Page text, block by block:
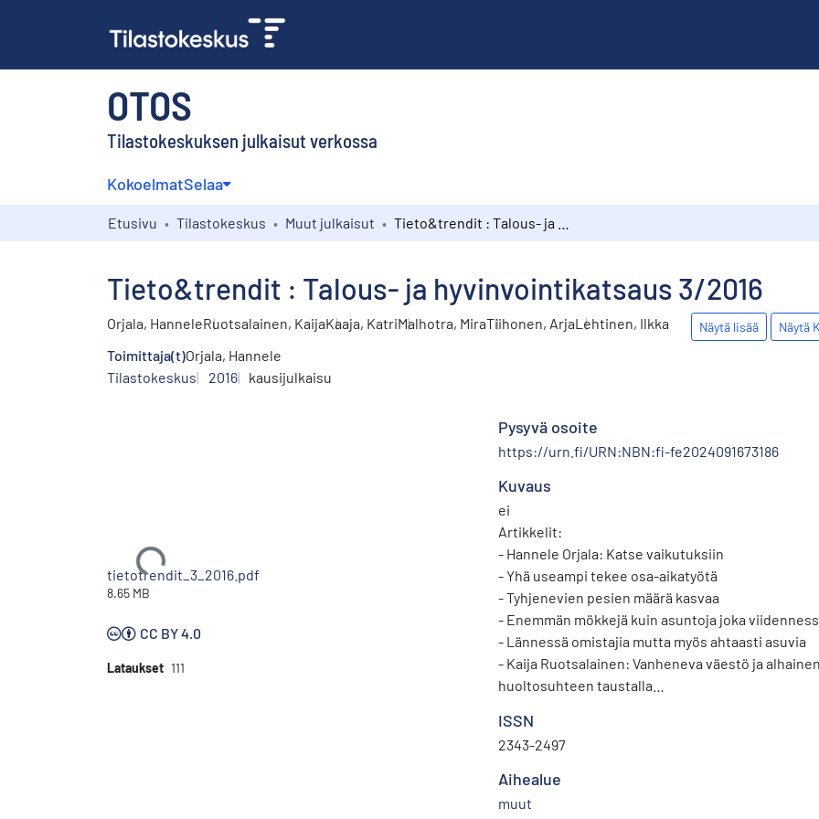
OTOS
Tilastokeskuksen julkaisut verkossa
KokoelmatSelaa
Etusivu Tilastokeskus Muut julkaisut
Tieto&trendit : Talous- ja hyvinvointikatsaus 3/2016
Orjala, HanneleRuotsalainen, KaijaKaaja, KatriMalhotra, MiraTiihonen, ArjaLehtinen, Ilkka Näytä lisää Näytä
Toimittaja(t)Orjala, Hannele
Tilastokeskus
2016 kausijulkaisu
Ladataan...
tietotrendit_3_2016.pdf
8.65 MB
CC BY 4.0
Lataukset 111
Pysyvä osoite
https://urn.fi/URN:NBN:fi-fe2024091673186
Kuvaus
ei
Artikkelit:
- Hannele Orjala: Katse vaikutuksiin
- Yhä useampi tekee osa-aikatyötä
- Tyhjenevien pesien määrä kasvaa
- Enemmän mökkejä kuin asuntoja joka
- Lännessä omistajia mutta myös ahtaasti asuvia
- Kaija Ruotsalainen: Vanheneva väestö ja
huoltosuhteen taustalla
- Katri Kaaja ja Mira Malhotra: Vaihtotase yksin ei
velkaantumisesta
- Arja Tiihonen: Kaupungistuminen etenee –
ISSN
2343-2497
Aihealue
muut